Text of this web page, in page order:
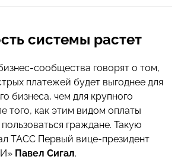
системы растет
сообщества говорят о том,
платежей будет выгоднее для
бизнеса, чем для крупного
того, как этим видом оплаты
граждане. Такую
ТАСС Первый вице-президент
Павел Сигал.